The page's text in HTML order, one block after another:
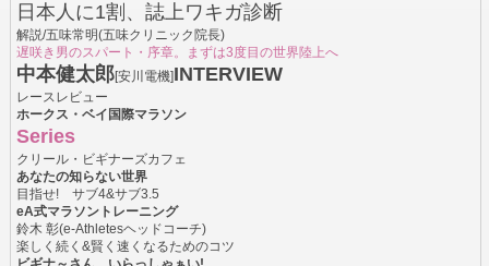
日本人に1割、誌上ワキガ診断
解説/五味常明(五味クリニック院長)
遅咲き男のスパート・序章。まずは3度目の世界陸上へ
中本健太郎[安川電機]INTERVIEW
レースレビュー
ホークス・ベイ国際マラソン
Series
クリール・ビギナーズカフェ
あなたの知らない世界
目指せ! サブ4&サブ3.5
eA式マラソントレーニング
鈴木 彰(e-Athletesヘッドコーチ)
楽しく続く&賢く速くなるためのコツ